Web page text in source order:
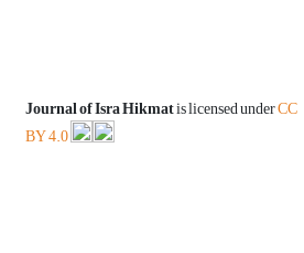
Journal of Isra Hikmatis licensed underCC
BY 4.0